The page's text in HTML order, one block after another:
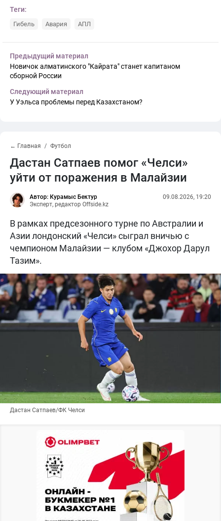
Теги:
Гибель Авария АПЛ
Предыдущий материал
Новичок алматинского "Кайрата" станет капитаном
сборной России
Следующий материал
У Уэльса проблемы перед Казахстаном?
← Главная Футбол
Дастан Сатпаев помог «Челси»
уйти от поражения в Малайзии
Автор: Курамыс Бектур
Эксперт, редактор Offside.kz
09.08.2026, 19:20
В рамках предсезонного турне по Австралии и
Азии лондонский «Челси» сыграл вничью с
чемпионом Малайзии — клубом «Джохор Дарул
Тазим».
Дастан Сатпаев/ФК Челси